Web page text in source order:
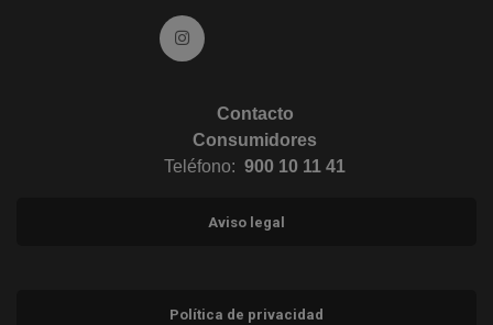
Ir a Instagram (abre en ventana nueva)
Contacto
Consumidores
Teléfono: 900 10 11 41
Aviso legal
Política de privacidad